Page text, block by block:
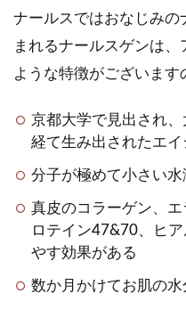
ナールスではおなじみの
まれるナールスゲンは
ような特徴がございます
京都大学で見出され
経て生み出されたエ
分子が極めて小さい水
真皮のコラーゲン、
ロテイン47&70、ヒ
やす効果がある
数か月かけてお肌の